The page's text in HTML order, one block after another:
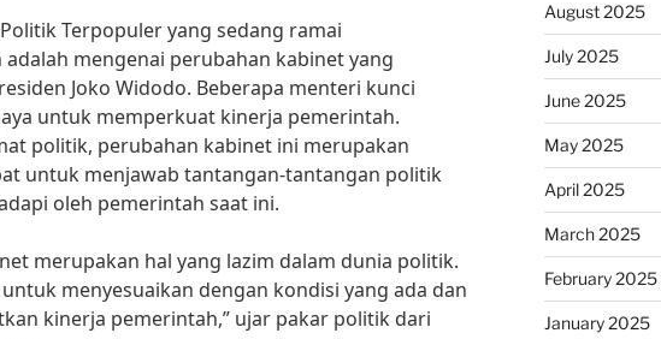
Terpopuler yang sedang ramai
mengenai perubahan kabinet yang
Joko Widodo. Beberapa menteri kunci
untuk memperkuat kinerja pemerintah.
politik, perubahan kabinet ini merupakan
untuk menjawab tantangan-tantangan politik
oleh pemerintah saat ini.
merupakan hal yang lazim dalam dunia politik.
menyesuaikan dengan kondisi yang ada dan
kinerja pemerintah,” ujar pakar politik dari
August 2025
July 2025
June 2025
May 2025
April 2025
March 2025
February 2025
January 2025